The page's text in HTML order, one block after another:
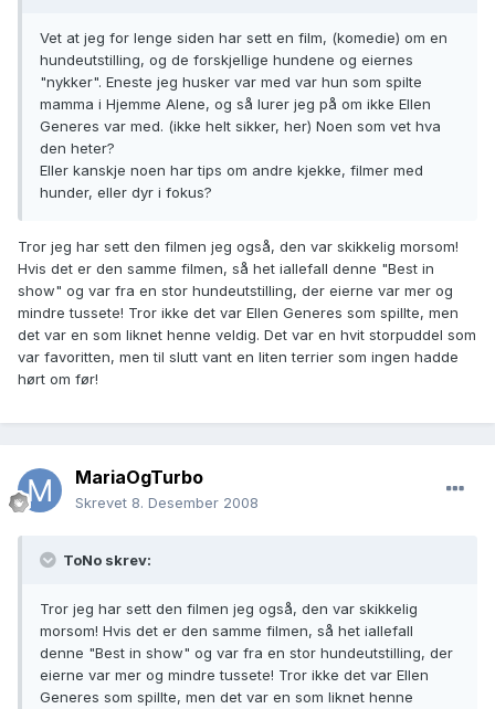
Vet at jeg for lenge siden har sett en film, (komedie) om en
hundeutstilling, og de forskjellige hundene og eiernes
"nykker". Eneste jeg husker var med var hun som spilte
mamma i Hjemme Alene, og så lurer jeg på om ikke Ellen
Generes var med. (ikke helt sikker, her) Noen som vet hva
den heter?
Eller kanskje noen har tips om andre kjekke, filmer med
hunder, eller dyr i fokus?
Tror jeg har sett den filmen jeg også, den var skikkelig morsom!
Hvis det er den samme filmen, så het iallefall denne "Best in
show" og var fra en stor hundeutstilling, der eierne var mer og
mindre tussete! Tror ikke det var Ellen Generes som spillte, men
det var en som liknet henne veldig. Det var en hvit storpuddel som
var favoritten, men til slutt vant en liten terrier som ingen hadde
hørt om før!
MariaOgTurbo
Skrevet 8. Desember 2008
ToNo skrev:
Tror jeg har sett den filmen jeg også, den var skikkelig
morsom! Hvis det er den samme filmen, så het iallefall
denne "Best in show" og var fra en stor hundeutstilling, der
eierne var mer og mindre tussete! Tror ikke det var Ellen
Generes som spillte, men det var en som liknet henne